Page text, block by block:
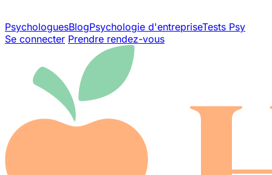
PsychologuesBlogPsychologie d'entrepriseTests Psy
Se connecter Prendre rendez-vous